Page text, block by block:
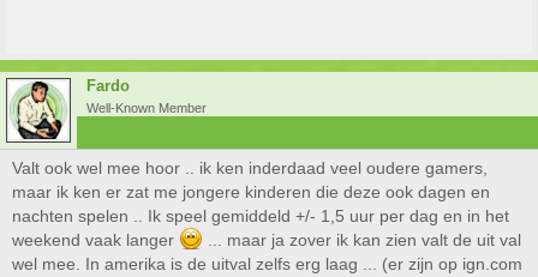
Fardo
Well-Known Member
Valt ook wel mee hoor .. ik ken inderdaad veel oudere gamers,
maar ik ken er zat me jongere kinderen die deze ook dagen en
nachten spelen .. Ik speel gemiddeld +/- 1,5 uur per dag en in het
weekend vaak langer
... maar ja zover ik kan zien valt de uit val
wel mee. In amerika is de uitval zelfs erg laag ... (er zijn op ign.com